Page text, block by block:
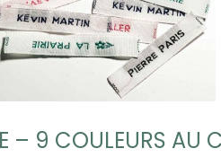
– 9 COULEURS AU